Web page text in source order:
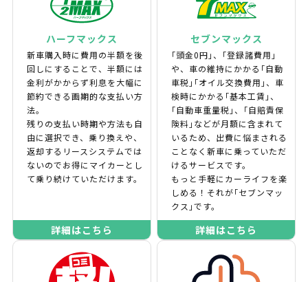
ハーフマックス
新車購入時に費用の半額を後
回しにすることで、半額には
金利がかからず利息を大幅に
節約できる画期的な支払い方
法。
残りの支払い時期や方法も自
由に選択でき、乗り換えや、
返却するリースシステムでは
ないのでお得にマイカーとし
て乗り続けていただけます。
詳細はこちら
セブンマックス
｢頭金0円｣、｢登録諸費用｣
や、車の維持にかかる｢自動
車税｣｢オイル交換費用｣、車
検時にかかる｢基本工賃｣、
｢自動車重量税｣、｢自賠責保
険料｣などが月額に含まれて
いるため、出費に悩まされる
ことなく新車に乗っていただ
けるサービスです。
もっと手軽にカーライフを楽
しめる！それが｢セブンマッ
クス｣です。
詳細はこちら